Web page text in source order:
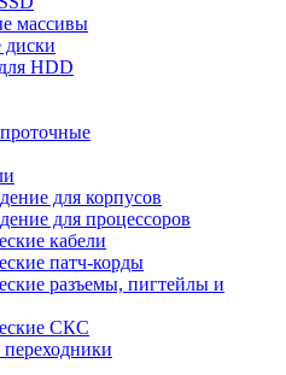
массивы
HDD
для корпусов
для процессоров
кабели
патч-корды
разъемы, пигтейлы и
СКС